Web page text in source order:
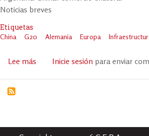
Noticias breves
Etiquetas
China G20 Alemania Europa
Lee más sobreInicie sesión para enviar